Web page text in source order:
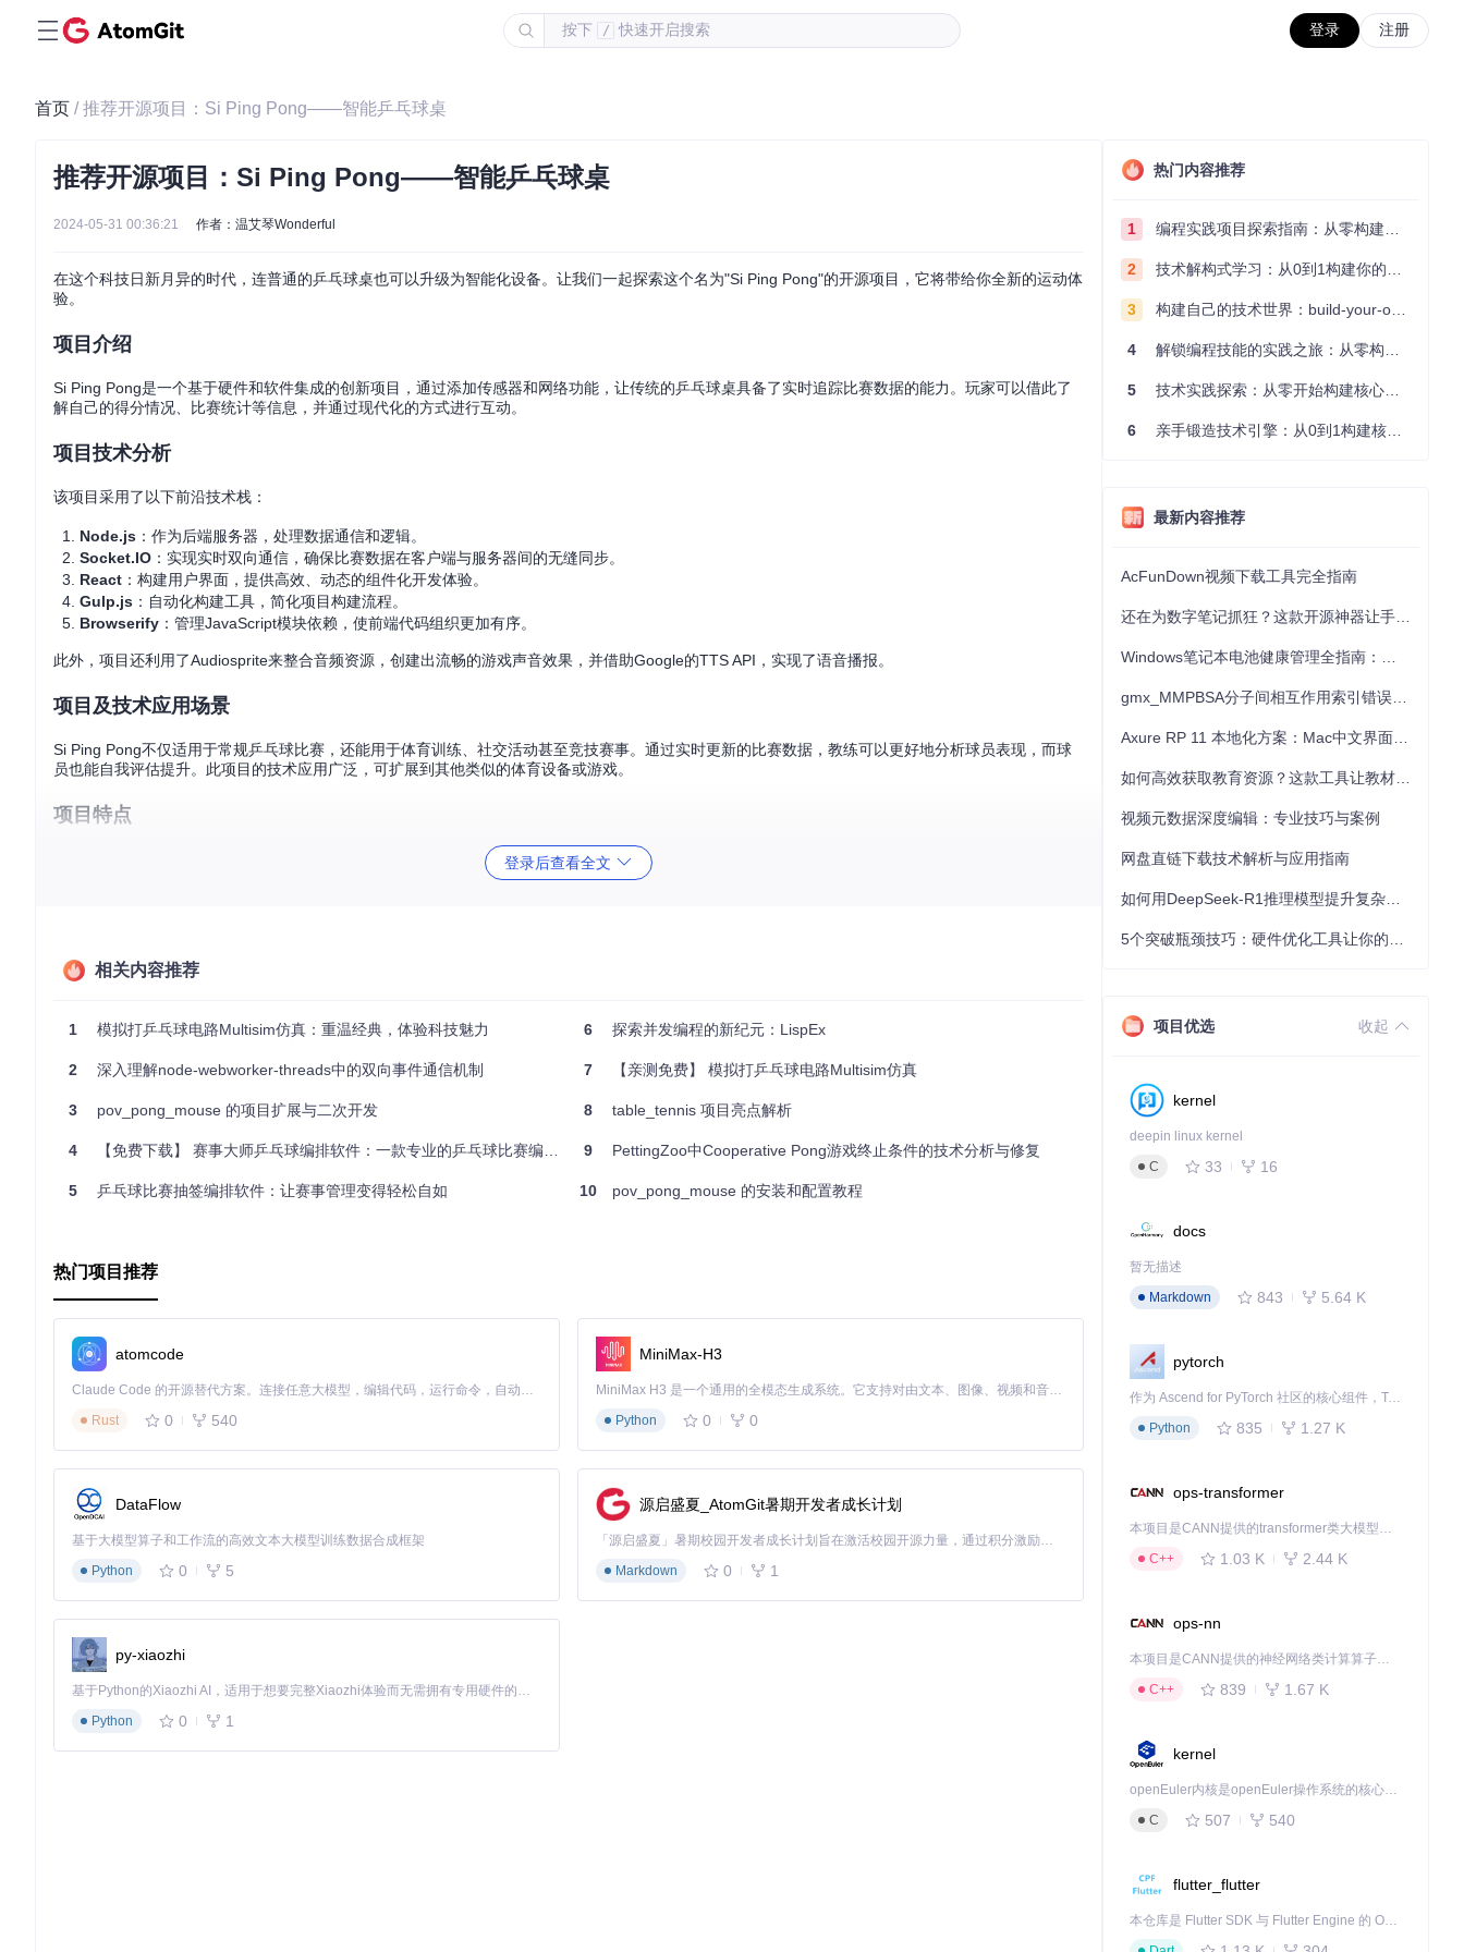
按下 / 快速开启搜索 登录 注册
首页 / 推荐开源项目：Si Ping Pong——智能乒乓球桌
推荐开源项目：Si Ping Pong——智能乒乓球桌
2024-05-31 00:36:21 作者：温艾琴Wonderful
在这个科技日新月异的时代，连普通的乒乓球桌也可以升级为智能化设备。让我们一起探索这个名为"Si Ping Pong"的开源项目，它将带给你全新的运动体
验。
项目介绍
Si Ping Pong是一个基于硬件和软件集成的创新项目，通过添加传感器和网络功能，让传统的乒乓球桌具备了实时追踪比赛数据的能力。玩家可以借此了
解自己的得分情况、比赛统计等信息，并通过现代化的方式进行互动。
项目技术分析
该项目采用了以下前沿技术栈：
Node.js ：作为后端服务器，处理数据通信和逻辑。
Socket.IO ：实现实时双向通信，确保比赛数据在客户端与服务器间的无缝同步。
React ：构建用户界面，提供高效、动态的组件化开发体验。
Gulp.js ：自动化构建工具，简化项目构建流程。
Browserify ：管理JavaScript模块依赖，使前端代码组织更加有序。
此外，项目还利用了Audiosprite来整合音频资源，创建出流畅的游戏声音效果，并借助Google的TTS API，实现了语音播报。
项目及技术应用场景
Si Ping Pong不仅适用于常规乒乓球比赛，还能用于体育训练、社交活动甚至竞技赛事。通过实时更新的比赛数据，教练可以更好地分析球员表现，而球
员也能自我评估提升。此项目的技术应用广泛，可扩展到其他类似的体育设备或游戏。
项目特点
：使用Socket.IO实现即时分数更新，无论是本地还是远程观众，都能及时获得比赛状态。
：通过Audiosprite和TTS API，为每名选手定制语音播报，增加游戏趣味性。
然而，项目仍有待改进之处，如UI优化、CSS重构以及增加硬件兼容性等，这给了开发者们进一步贡献和学习的机会。
动世界。
登录后查看全文
相关内容推荐
1 模拟打乒乓球电路Multisim仿真：重温经典，体验科技魅力
2 深入理解node-webworker-threads中的双向事件通信机制
3 pov_pong_mouse 的项目扩展与二次开发
4 【免费下载】 赛事大师乒乓球编排软件：一款专业的乒乓球比赛编排利器
5 乒乓球比赛抽签编排软件：让赛事管理变得轻松自如
6 探索并发编程的新纪元：LispEx
7 【亲测免费】 模拟打乒乓球电路Multisim仿真
8 table_tennis 项目亮点解析
9 PettingZoo中Cooperative Pong游戏终止条件的技术分析与修复
10 pov_pong_mouse 的安装和配置教程
热门项目推荐
atomcode
Claude Code 的开源替代方案。连接任意大模型，编辑代码，运行命令，自动验证 — 全自动执行。用 Rust 构建，极致性能。 ｜ An open-source alternative to Claude Code. Connect any LLM, edit code, run commands, and verify changes — autonomously. Built in Rust for speed. Get Started
Rust
0 540
MiniMax-H3
MiniMax H3 是一个通用的全模态生成系统。它支持对由文本、图像、视频和音频组成的多模态上下文进行统一理解，并能生成分辨率高达 2K、时长可达 15 秒的带原生立体声音频的视频。得益于面向任务泛化的系统设计，H3 在预训练阶段就已具备广泛的多模态上下文理解与生成能力，能够出色地执行复杂的多模态指令。
Python
0 0
DataFlow
基于大模型算子和工作流的高效文本大模型训练数据合成框架
Python
0 5
源启盛夏_AtomGit暑期开发者成长计划
「源启盛夏」暑期校园开发者成长计划旨在激活校园开源力量，通过积分激励、认证扶持、资源倾斜等形式，引导高校组织和开发者完成「入驻 — 建项目 — 做贡献 — 获认证 — 得资源」的完整闭环。无论你是想带领社团入驻平台的组织者，还是希望用代码贡献证明自己的开发者，都能在这里找到属于你的成长路径。
Markdown
0 1
py-xiaozhi
基于Python的Xiaozhi AI，适用于想要完整Xiaozhi体验而无需拥有专用硬件的用户。
Python
0 1
热门内容推荐
1 编程实践项目探索指南：从零构建技术能力体系
2 技术解构式学习：从0到1构建你的编程知识体系
3 构建自己的技术世界：build-your-own-x项目的实践探索指南
4 解锁编程技能的实践之旅：从零构建你的技术世界
5 技术实践探索：从零开始构建核心系统的实践指南
6 亲手锻造技术引擎：从0到1构建核心系统的实践指南
最新内容推荐
AcFunDown视频下载工具完全指南
视频元数据深度编辑：专业技巧与案例
网盘直链下载技术解析与应用指南
项目优选 收起
kernel
deepin linux kernel
C
33 16
docs
暂无描述
Markdown
843 5.64 K
pytorch
作为 Ascend for PyTorch 社区的核心组件，TorchNPU 是昇腾专为 PyTorch 打造的深度学习适配插件，使 PyTorch 框架能够直接调用昇腾 NPU，为开发者提供昇腾 AI 处理器的超强算力。
Python
835 1.27 K
ops-transformer
本项目是CANN提供的transformer类大模型算子库，实现网络在NPU上加速计算。
C++
1.03 K 2.44 K
ops-nn
本项目是CANN提供的神经网络类计算算子库，实现网络在NPU上加速计算。
C++
839 1.67 K
kernel
openEuler内核是openEuler操作系统的核心，既是系统性能与稳定性的基石，也是连接处理器、设备与服务的桥梁。
C
507 540
flutter_flutter
本仓库是 Flutter SDK 与 Flutter Engine 的 OpenHarmony 适配版本，由 CPF-Flutter 团队维护。开发者可使用熟悉的 Flutter 技术栈开发 OpenHarmony 应用，3.35.7 及以后的适配版本可基于本仓库源码构建支持 OpenHarmony 的 Flutter Engine。